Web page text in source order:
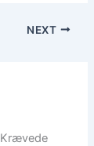
NEXT
Krævede